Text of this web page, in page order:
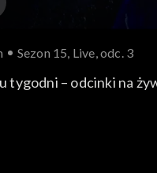
Sezon 15, Live, odc. 3
tygodni – odcinki na